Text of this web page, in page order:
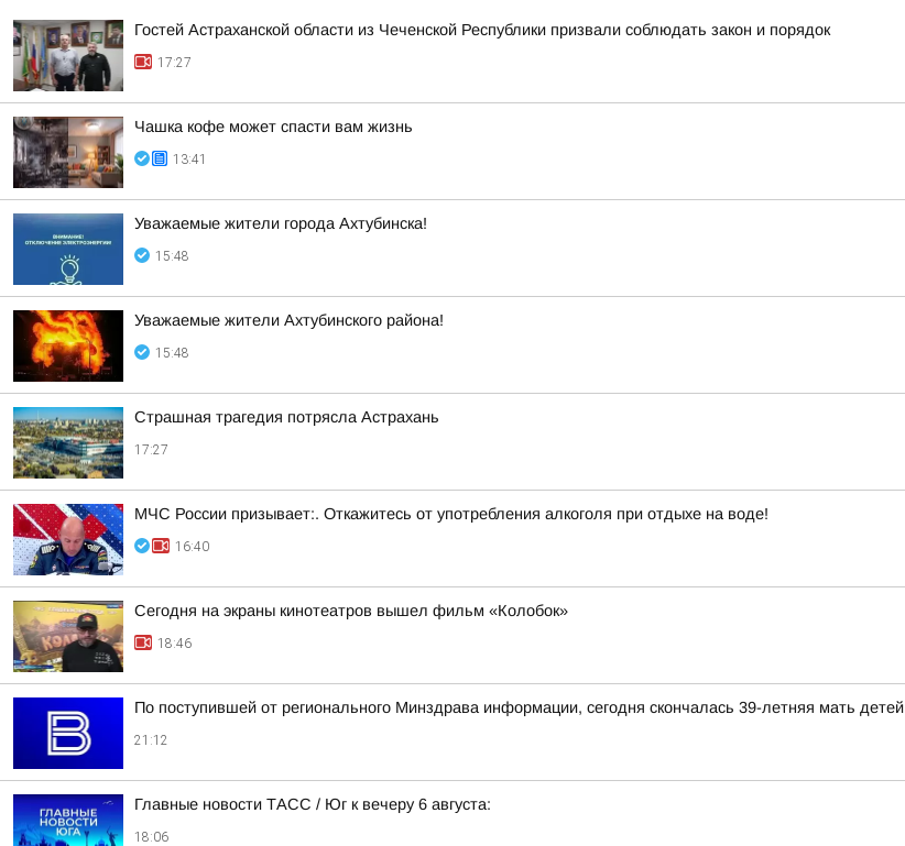
Гостей Астраханской области из Чеченской Республики призвали соблюдать закон и порядок
17:27
Чашка кофе может спасти вам жизнь
13:41
Уважаемые жители города Ахтубинска!
15:48
Уважаемые жители Ахтубинского района!
15:48
Страшная трагедия потрясла Астрахань
17:27
МЧС России призывает:. Откажитесь от употребления алкоголя при отдыхе на воде!
16:40
Сегодня на экраны кинотеатров вышел фильм «Колобок»
18:46
По поступившей от регионального Минздрава информации, сегодня скончалась 39-летняя мать детей
21:12
Главные новости ТАСС / Юг к вечеру 6 августа:
18:06